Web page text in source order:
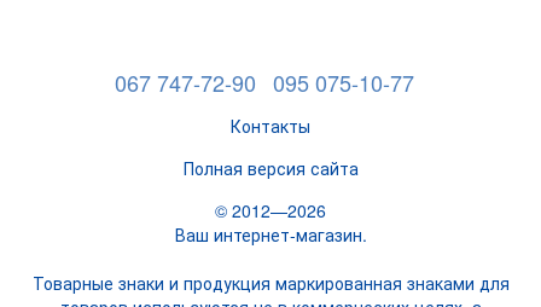
067 747-72-90 095 075-10-77
Контакты
Полная версия сайта
© 2012—2026
Ваш интернет-магазин.
Товарные знаки и продукция маркированная знаками для